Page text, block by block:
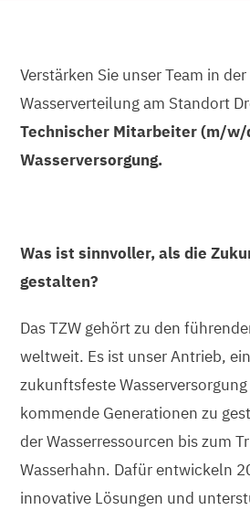
Verstärken Sie unser Team in
Wasserverteilung am Standort
Technischer Mitarbeiter (m/w/
Wasserversorgung.
Was ist sinnvoller, als die
gestalten?
Das TZW gehört zu den
weltweit. Es ist unser Antrieb,
zukunftsfeste
kommende Generationen zu
der Wasserressourcen bis zum
Wasserhahn. Dafür entwickeln
innovative Lösungen und